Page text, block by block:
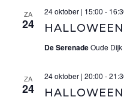
ZA
24
24 oktober | 15:00 -
De SerenadeOude
ZA
24
24 oktober | 20:00 -